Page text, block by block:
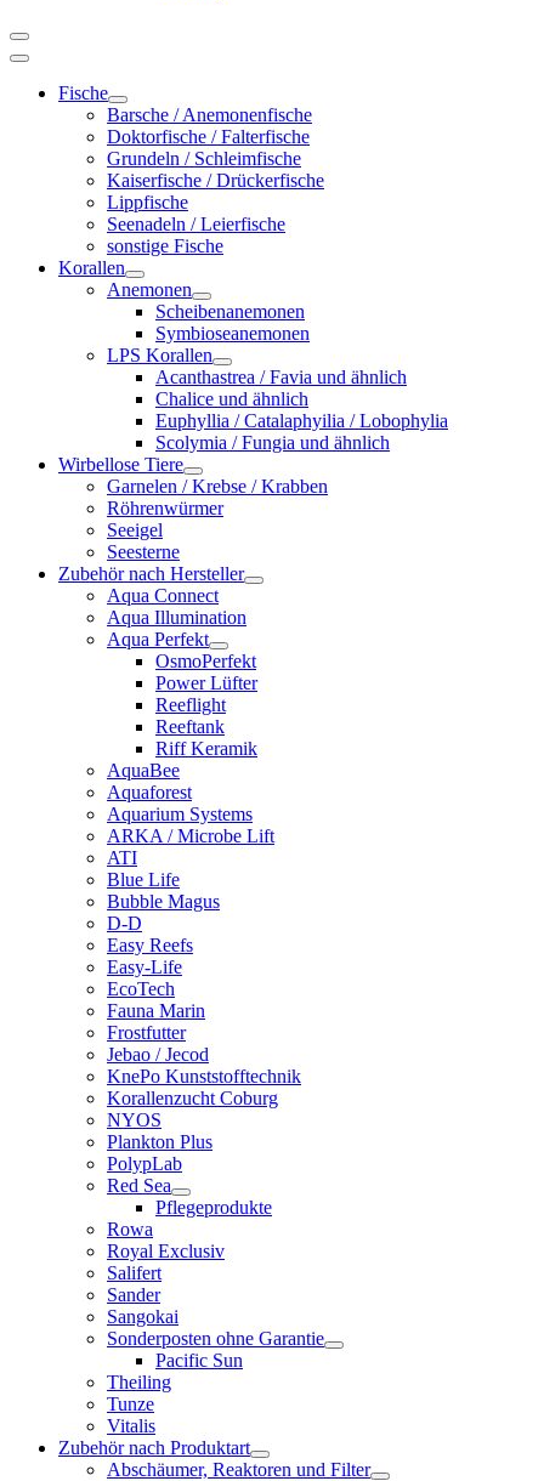
Fische
Barsche / Anemonenfische
Doktorfische / Falterfische
Grundeln / Schleimfische
Kaiserfische / Drückerfische
Lippfische
Seenadeln / Leierfische
sonstige Fische
Korallen
Anemonen
Scheibenanemonen
Symbioseanemonen
LPS Korallen
Acanthastrea / Favia und ähnlich
Chalice und ähnlich
Euphyllia / Catalaphyilia / Lobophylia
Scolymia / Fungia und ähnlich
Wirbellose Tiere
Garnelen / Krebse / Krabben
Röhrenwürmer
Seeigel
Seesterne
Zubehör nach Hersteller
Aqua Connect
Aqua Illumination
Aqua Perfekt
OsmoPerfekt
Power Lüfter
Reeflight
Reeftank
Riff Keramik
AquaBee
Aquaforest
Aquarium Systems
ARKA / Microbe Lift
ATI
Blue Life
Bubble Magus
D-D
Easy Reefs
Easy-Life
EcoTech
Fauna Marin
Frostfutter
Jebao / Jecod
KnePo Kunststofftechnik
Korallenzucht Coburg
NYOS
Plankton Plus
PolypLab
Red Sea
Pflegeprodukte
Rowa
Royal Exclusiv
Salifert
Sander
Sangokai
Sonderposten ohne Garantie
Pacific Sun
Theiling
Tunze
Vitalis
Zubehör nach Produktart
Abschäumer, Reaktoren und Filter